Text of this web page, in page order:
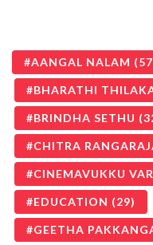
AANGAL NALAM
BHARATHI
BRINDHA SETHU
CHITRA
CINEMAVUKKU
EDUCATION (29)
GEETHA